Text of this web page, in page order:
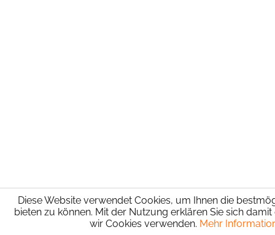
Diese Website verwendet Cookies, um Ihnen die
bieten zu können. Mit der Nutzung erklären Sie sich
wir Cookies verwenden. Mehr